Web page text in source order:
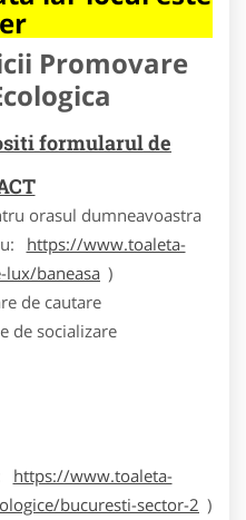
Promovare
formularul de
orasul dumneavoastra
https://www.toaleta-
lux/baneasa )
de cautare
de socializare
https://www.toaleta-
bucuresti-sector-2 )